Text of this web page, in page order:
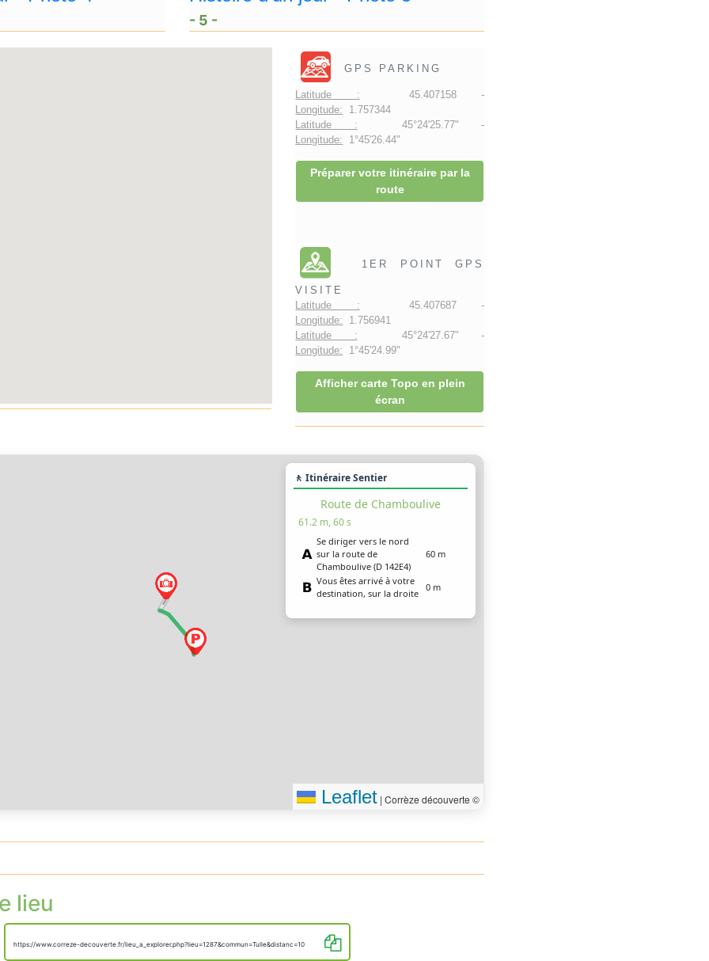
- 5 -
GPS PARKING
Latitude : 45.407158 -
Longitude: 1.757344
Latitude : 45°24'25.77" -
Longitude: 1°45'26.44"
Préparer votre itinéraire par la
route
1ER POINT GPS
VISITE
Latitude : 45.407687 -
Longitude: 1.756941
Latitude : 45°24'27.67" -
Longitude: 1°45'24.99"
Afficher carte Topo en plein
écran
🚶 Itinéraire Sentier
Route de Chamboulive
61.2 m, 60 s
Se diriger vers le nord
sur la route de
Chamboulive (D 142E4)
60 m
Vous êtes arrivé à votre
destination, sur la droite
0 m
Leaflet | Corrèze découverte ©
lieu
https://www.correze-decouverte.fr/lieu_a_explorer.php?lieu=1287&commun=Tulle&distanc=10